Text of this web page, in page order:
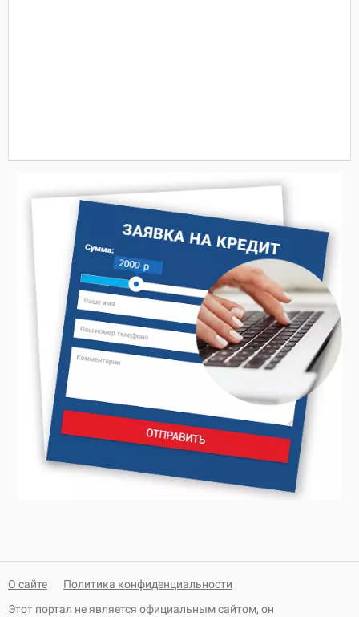
О сайте
Политика конфиденциальности
Этот портал не является официальным сайтом, он